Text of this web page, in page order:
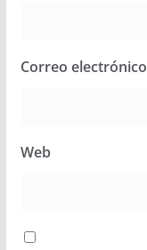
Correo electrónico
Web